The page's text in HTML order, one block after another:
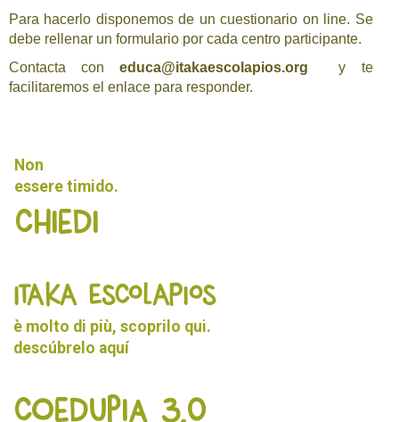
Para hacerlo disponemos de un cuestionario on line. Se
debe rellenar un formulario por cada centro participante.
Contacta coneduca@itakaescolapios.org y te
facilitaremos el enlace para responder.
Non
essere timido.
Chiedi
ITAKA ESCOLAPIOS
è molto di più, scoprilo qui.
descúbrelo aquí
Coedupia 3.0